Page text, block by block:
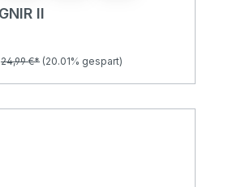
II
24,99 €* (20.01% gespart)